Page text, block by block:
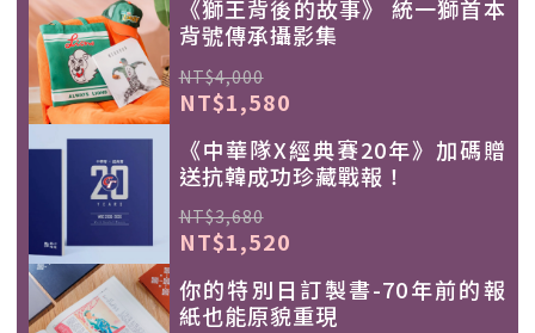
《獅王背後的故事》 統一獅首本
背號傳承攝影集
NT$4,000
NT$1,580
《中華隊X經典賽20年》加碼贈
送抗韓成功珍藏戰報！
NT$3,680
NT$1,520
你的特別日訂製書-70年前的報
紙也能原貌重現